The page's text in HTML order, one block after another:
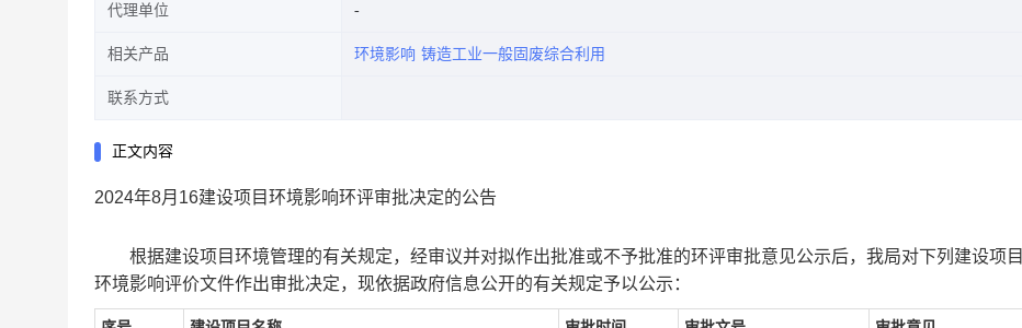
代理单位
相关产品 环境影响 铸造工业一般固废综合利用
联系方式
正文内容
2024年8月16建设项目环境影响环评审批决定的公告
根据建设项目环境管理的有关规定，经审议并对拟作出批准或不予批准的环评审批意见公示后，我局对下列建设项目
环境影响评价文件作出审批决定，现依据政府信息公开的有关规定予以公示：